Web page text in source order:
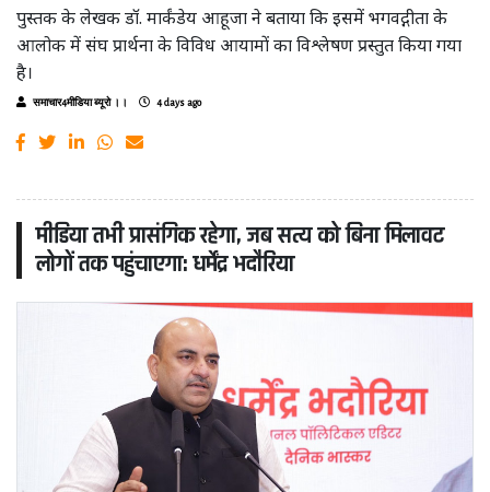
पुस्तक के लेखक डॉ. मार्कंडेय आहूजा ने बताया कि इसमें भगवद्गीता के
आलोक में संघ प्रार्थना के विविध आयामों का विश्लेषण प्रस्तुत किया गया
है।
समाचार4मीडिया ब्यूरो ।। 4 days ago
मीडिया तभी प्रासंगिक रहेगा, जब सत्य को बिना मिलावट
लोगों तक पहुंचाएगा: धर्मेंद्र भदौरिया